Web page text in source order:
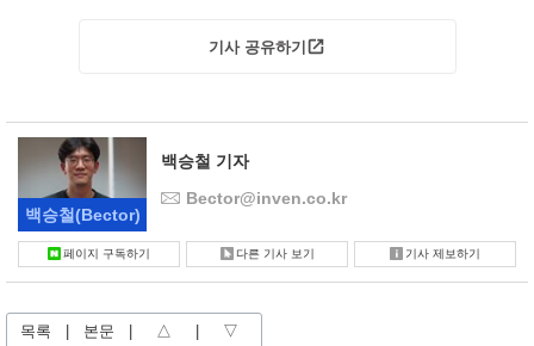
기사 공유하기
백승철(Bector)
백승철 기자
Bector@inven.co.kr
페이지 구독하기 다른 기사 보기 기사 제보하기
목록 본문 △ ▽